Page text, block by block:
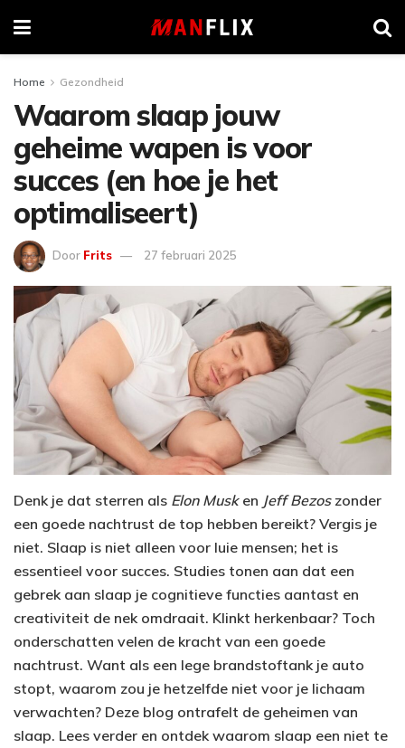
Home Gezondheid
Waarom slaap jouw
geheime wapen is voor
succes (en hoe je het
optimaliseert)
Door Frits 27 februari 2025
Denk je dat sterren als Elon Musken Jeff Bezoszonder
een goede nachtrust de top hebben bereikt? Vergis je
niet. Slaap is niet alleen voor luie mensen; het is
essentieel voor succes. Studies tonen aan dat een
gebrek aan slaap je cognitieve functies aantast en
creativiteit de nek omdraait. Klinkt herkenbaar? Toch
onderschatten velen de kracht van een goede
nachtrust. Want als een lege brandstoftank je auto
stopt, waarom zou je hetzelfde niet voor je lichaam
verwachten? Deze blog ontrafelt de geheimen van
slaap. Lees verder en ontdek waarom slaap een niet te